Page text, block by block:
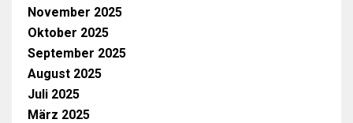
November 2025
Oktober 2025
September 2025
August 2025
Juli 2025
März 2025